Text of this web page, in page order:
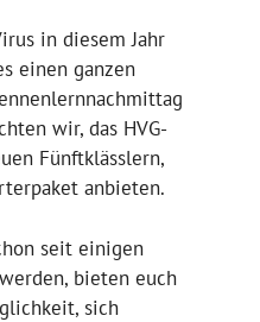
in diesem Jahr
einen ganzen
wir, das HVG-
Fünftklässlern,
anbieten.
seit einigen
bieten euch
sich